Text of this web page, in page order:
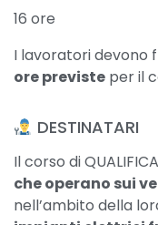
16 ore
I lavoratori devono
ore previste per il
​ DESTINATARI
Il corso di
che operano sui
nell’ambito della